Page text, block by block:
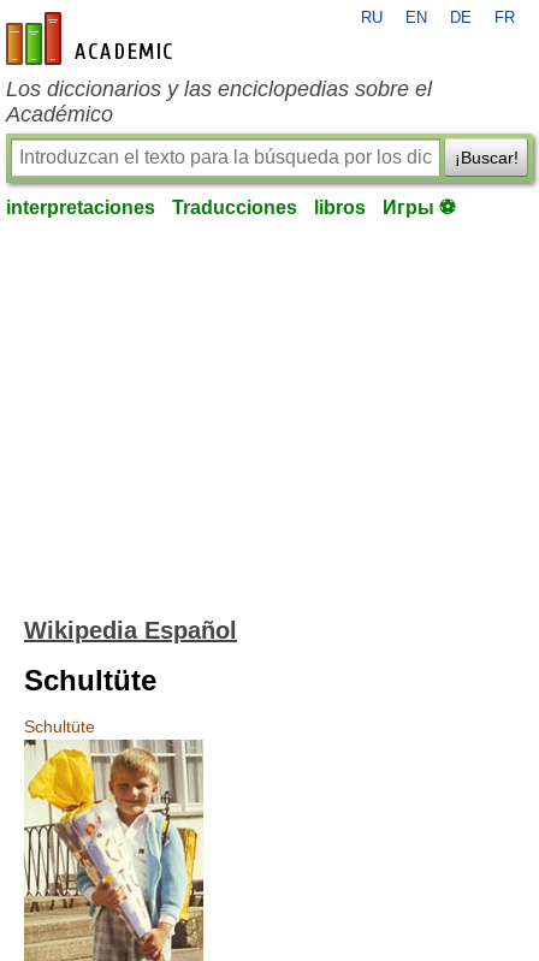
es-academic.com
RU EN DE FR
Los diccionarios y las enciclopedias sobre el
Académico
¡Buscar!
interpretaciones Traducciones libros Игры ⚽
Wikipedia Español
Schultüte
Schultüte